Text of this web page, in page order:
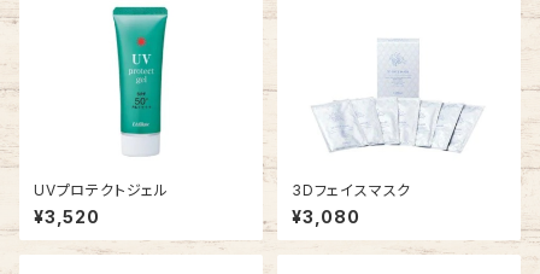
UVプロテクトジェル
¥3,520
3Dフェイスマスク
¥3,080